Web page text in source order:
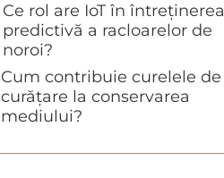
Ce rol are IoT în întreținerea
predictivă a racloarelor de
noroi?
Cum contribuie curelele de
curățare la conservarea
mediului?